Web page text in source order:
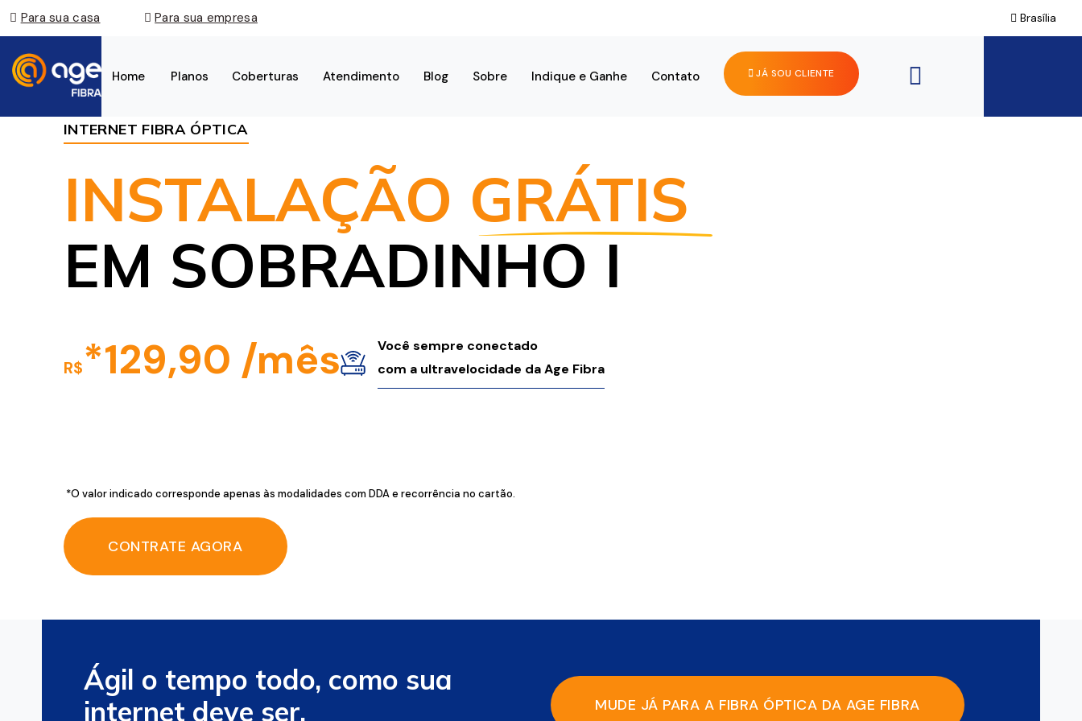
Para sua casa Para sua empresa Brasília
Home Planos Coberturas Atendimento Blog Sobre Indique e Ganhe Contato JÁ SOU CLIENTE
INTERNET FIBRA ÓPTICA
INSTALAÇÃO GRÁTIS
EM SOBRADINHO I
R$*129,90 /mês
Você sempre conectado
com a ultravelocidade da Age Fibra
*O valor indicado corresponde apenas às modalidades com DDA e recorrência no cartão.
CONTRATE AGORA
Ágil o tempo todo, como sua
internet deve ser.
MUDE JÁ PARA A FIBRA ÓPTICA DA AGE FIBRA